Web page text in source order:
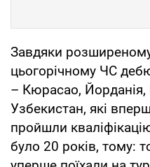
Завдяки
цьогорічному ЧС
– Кюрасао, Йорданія,
Узбекистан, які
пройшли
було 20 років, тому: